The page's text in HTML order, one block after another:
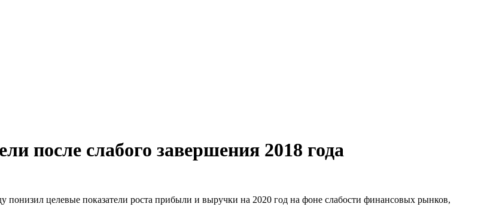
после слабого завершения 2018 года
целевые показатели роста прибыли и выручки на 2020 год на фоне слабости финансовых рынков,